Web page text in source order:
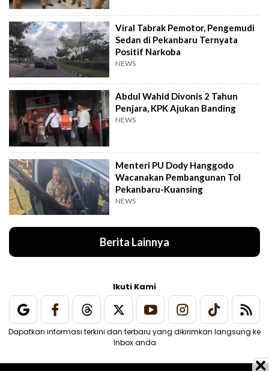
Viral Tabrak Pemotor, Pengemudi
Sedan di Pekanbaru Ternyata
Positif Narkoba
NEWS
Abdul Wahid Divonis 2 Tahun
Penjara, KPK Ajukan Banding
NEWS
Menteri PU Dody Hanggodo
Wacanakan Pembangunan Tol
Pekanbaru-Kuansing
NEWS
Berita Lainnya
Ikuti Kami
Dapatkan informasi terkini dan terbaru yang dikirimkan langsung ke
Inbox anda